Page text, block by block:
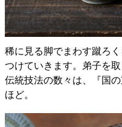
稀に見る脚でまわす蹴ろ
つけていきます。弟子を
伝統技法の数々は、『国
ほど。